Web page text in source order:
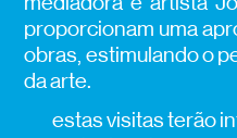
proporcionam uma
obras, estimulando o
da arte.
estas visitas terão